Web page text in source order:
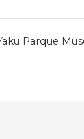
Parque